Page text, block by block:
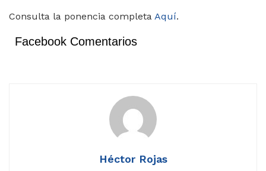
Consulta la ponencia completa Aquí.
Facebook Comentarios
Héctor Rojas